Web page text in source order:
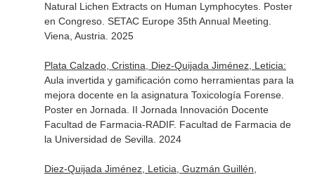
Natural Lichen Extracts on Human Lymphocytes. Poster
en Congreso. SETAC Europe 35th Annual Meeting.
Viena, Austria. 2025
Plata Calzado, Cristina, Diez-Quijada Jiménez, Leticia:
Aula invertida y gamificación como herramientas para la
mejora docente en la asignatura Toxicología Forense.
Poster en Jornada. II Jornada Innovación Docente
Facultad de Farmacia-RADIF. Facultad de Farmacia de
la Universidad de Sevilla. 2024
Diez-Quijada Jiménez, Leticia, Guzmán Guillén,